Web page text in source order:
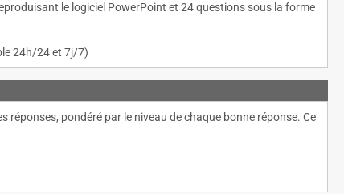
le logiciel PowerPoint et 24 questions sous la forme
24h/24 et 7j/7)
pondéré par le niveau de chaque bonne réponse. Ce